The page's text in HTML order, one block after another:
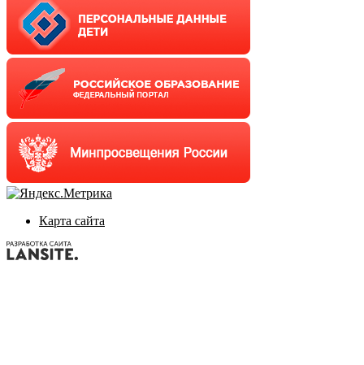
Карта сайта